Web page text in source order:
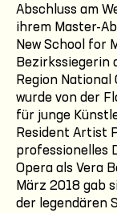
Abschluss am
ihrem Master-
New School for
Bezirkssiegerin
Region National
wurde von der
für junge
Resident Artist
professionelles
Opera als Vera
März 2018 gab
der legendären